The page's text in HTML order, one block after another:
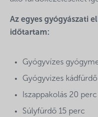
Az egyes gyógyászati
időtartam:
Gyógyvízes
Gyógyvizes
Iszappakolás 20 perc
Súlyfürdő 15 perc